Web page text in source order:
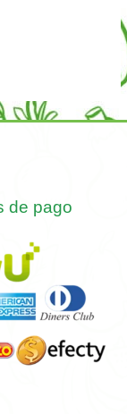
de pago